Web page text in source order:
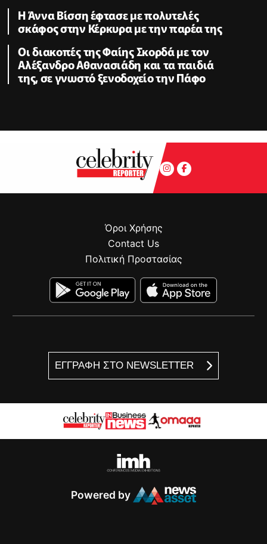
Η Άννα Βίσση έφτασε με πολυτελές
σκάφος στην Κέρκυρα με την παρέα της
Οι διακοπές της Φαίης Σκορδά με τον
Αλέξανδρο Αθανασιάδη και τα παιδιά
της, σε γνωστό ξενοδοχείο την Πάφο
ΕΓΓΡΑΦΗ ΣΤΟ NEWSLETTER
Όροι Χρήσης
Contact Us
Πολιτική Προστασίας
Powered by